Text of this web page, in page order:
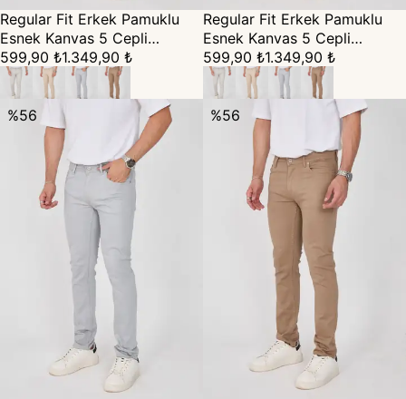
Regular Fit Erkek Pamuklu
Esnek Kanvas 5 Cepli
Pantolon - taş
599,90 ₺1.349,90 ₺
Regular Fit Erkek Pamuklu
Esnek Kanvas 5 Cepli
Pantolon - bej
599,90 ₺1.349,90 ₺
%56 %56